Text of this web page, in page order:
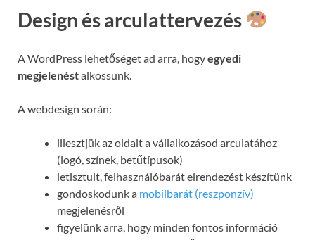
Design és arculattervezés
A WordPress lehetőséget ad arra, hogyegyedi
megjelenéstalkossunk.
A webdesign során:
illesztjük az oldalt a vállalkozásod arculatához
(logó, színek, betűtípusok)
letisztult, felhasználóbarát elrendezést készítünk
gondoskodunk a mobilbarát (reszponzív)
megjelenésről
figyelünk arra, hogy minden fontos információ